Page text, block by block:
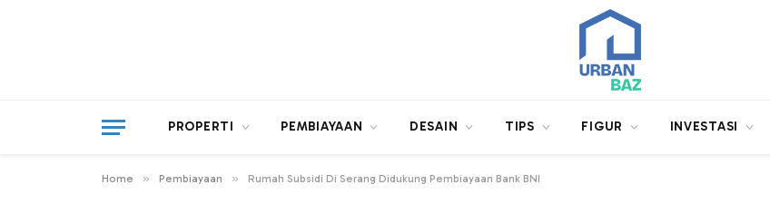
PROPERTI PEMBIAYAAN DESAIN TIPS FIGUR INVESTASI
Home » Pembiayaan » Rumah Subsidi Di Serang Didukung Pembiayaan Bank BNI